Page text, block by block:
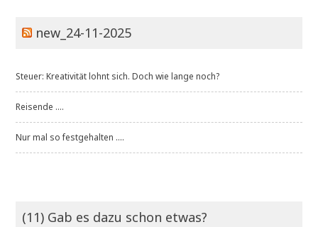
new_24-11-2025
Steuer: Kreativität lohnt sich. Doch wie lange noch?
Reisende ....
Nur mal so festgehalten ....
(11) Gab es dazu schon etwas?